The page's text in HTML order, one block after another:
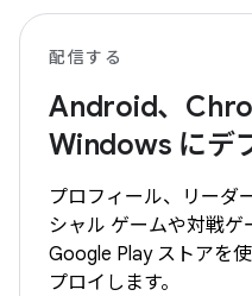
配信する
Android、
Windows にデ
プロフィール、リーダ
シャル ゲームや対戦ゲ
Google Play ストアを
プロイします。